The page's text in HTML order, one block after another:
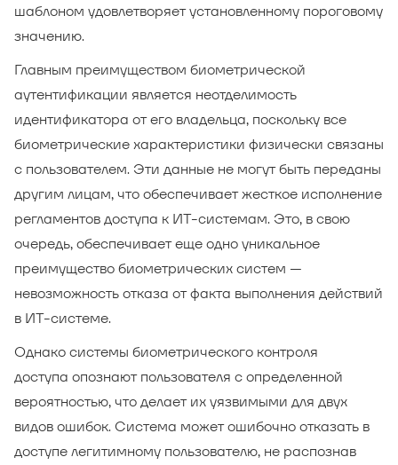
шаблоном удовлетворяет установленному пороговому
значению.
Главным преимуществом биометрической
аутентификации является неотделимость
идентификатора от его владельца, поскольку все
биометрические характеристики физически связаны
с пользователем. Эти данные не могут быть переданы
другим лицам, что обеспечивает жесткое исполнение
регламентов доступа к ИТ-системам. Это, в свою
очередь, обеспечивает еще одно уникальное
преимущество биометрических систем —
невозможность отказа от факта выполнения действий
в ИТ-системе.
Однако системы биометрического контроля
доступа опознают пользователя с определенной
вероятностью, что делает их уязвимыми для двух
видов ошибок. Система может ошибочно отказать в
доступе легитимному пользователю, не распознав